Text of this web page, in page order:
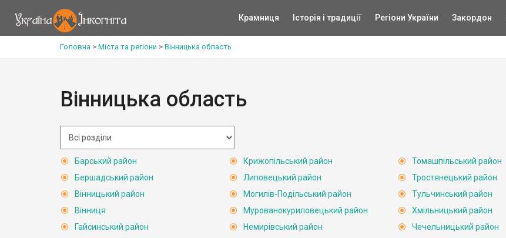
Крамниця Історія і традиції Регіони України Закордон
Головна > Міста та регіони > Вінницька область
Вінницька область
Барський район
Бершадський район
Вінницький район
Вінниця
Гайсинський район
Крижопільський район
Липовецький район
Могилів-Подільський район
Мурованокуриловецький район
Немирівський район
Томашпільський район
Тростянецький район
Тульчинський район
Хмільницький район
Чечельницький район